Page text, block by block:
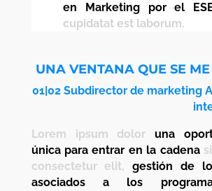
en Marketing por el
cupidatat est laborum.
UNA VENTANA QUE SE
01|02 Subdirector de marketing
Lorem ipsum dolor
una
única para entrar en la cadena
consectetur elit,
gestión de
asociados a los